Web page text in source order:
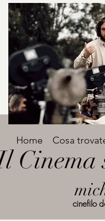
Titolo
Avenir Light
designer.
utilizzata per
Cinema
Home Cosa
cinefilo